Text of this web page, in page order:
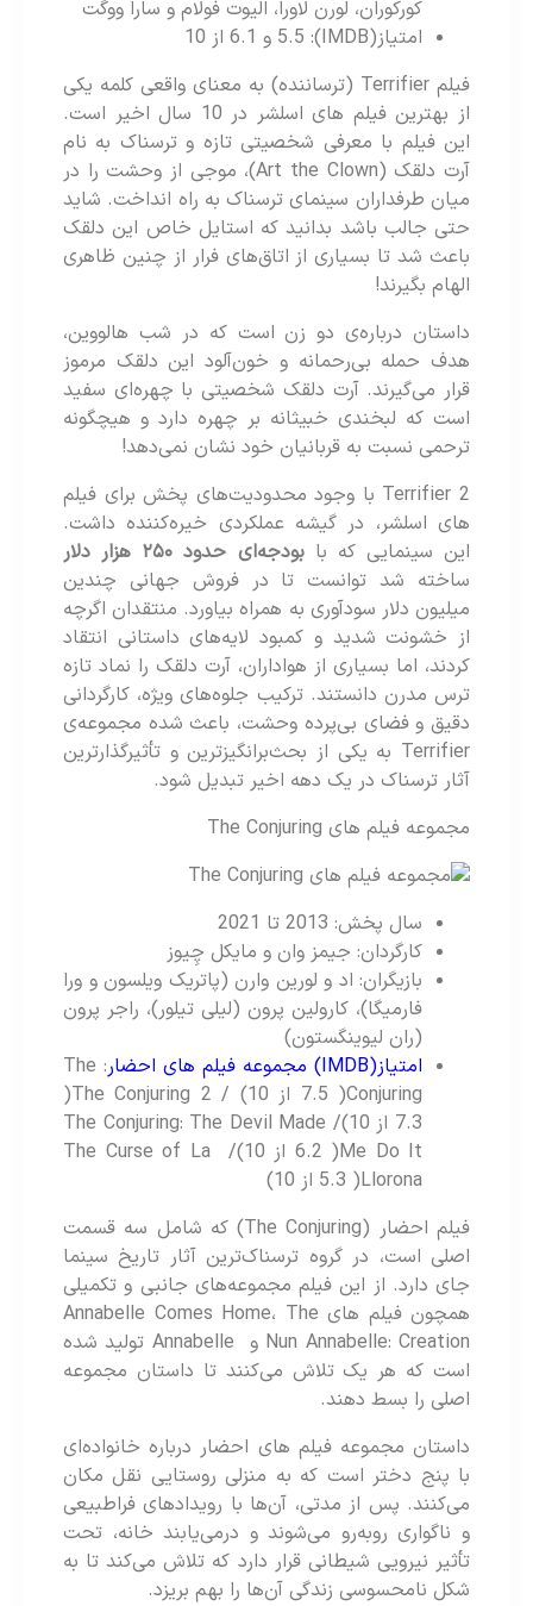
کورکوران، لورن لاورا، الیوت فولام و سارا ووگت
امتیاز(IMDB): 5.5 و 6.1 از 10
فیلم Terrifier (ترساننده) به معنای واقعی کلمه یکی
از بهترین فیلم های اسلشر در 10 سال اخیر است.
این فیلم با معرفی شخصیتی تازه و ترسناک به نام
آرت دلقک (Art the Clown)، موجی از وحشت را در
میان طرفداران سینمای ترسناک به راه انداخت. شاید
حتی جالب باشد بدانید که استایل خاص این دلقک
باعث شد تا بسیاری از اتاق‌های فرار از چنین ظاهری
الهام بگیرند!
داستان درباره‌ی دو زن است که در شب هالووین،
هدف حمله‌ بی‌رحمانه و خون‌آلود این دلقک مرموز
قرار می‌گیرند. آرت دلقک شخصیتی با چهره‌ای سفید
است که لبخندی خبیثانه بر چهره دارد و هیچگونه
ترحمی نسبت به قربانیان خود نشان نمی‌دهد!
Terrifier 2 با وجود محدودیت‌های پخش برای فیلم‌
های اسلشر، در گیشه عملکردی خیره‌کننده داشت.
این سینمایی که بابودجه‌ای حدود ۲۵۰ هزار دلار
ساخته شد توانست تا در فروش جهانی چندین
میلیون دلار سودآوری به همراه بیاورد. منتقدان اگرچه
از خشونت شدید و کمبود لایه‌های داستانی انتقاد
کردند، اما بسیاری از هواداران، آرت دلقک را نماد تازه‌
ترس مدرن دانستند. ترکیب جلوه‌های ویژه‌، کارگردانی
دقیق و فضای بی‌پرده‌ وحشت، باعث شده مجموعه‌ی
Terrifier به یکی از بحث‌برانگیزترین و تأثیرگذارترین
آثار ترسناک در یک دهه اخیر تبدیل شود.
مجموعه فیلم های The Conjuring
سال پخش: 2013 تا 2021
کارگردان: جیمز وان و مایکل چِیوز
بازیگران: اد و لورین وارن (پاتریک ویلسون و ورا
فارمیگا)، کارولین پرون (لیلی تیلور)، راجر پرون
(ران لیوینگستون)
امتیاز(IMDB) مجموعه فیلم های احضار
: The
Conjuring( 7.5 از 10) / The Conjuring 2(
7.3 از 10)/ The Conjuring: The Devil Made
Me Do It( 6.2 از 10)/ The Curse of La
Llorona( 5.3 از 10)
فیلم احضار (The Conjuring) که شامل سه قسمت
اصلی است، در گروه ترسناک‌ترین آثار تاریخ سینما
جای دارد. از این فیلم مجموعه‌های جانبی و تکمیلی
همچون فیلم های Annabelle Comes Home، The
Nun Annabelle: Creation و Annabelle تولید شده
است که هر یک تلاش می‌کنند تا داستان مجموعه
اصلی را بسط دهند.
داستان مجموعه فیلم‌ های احضار درباره خانواده‌ای
با پنج دختر است که به منزلی روستایی نقل مکان
می‌کنند. پس از مدتی، آن‌ها با رویدادهای فراطبیعی
و ناگواری روبه‌رو می‌شوند و درمی‌یابند خانه، تحت
تأثیر نیرویی شیطانی قرار دارد که تلاش می‌کند تا به
شکل نامحسوسی زندگی آن‌ها را بهم بریزد.